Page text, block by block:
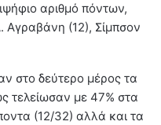
αριθμό πόντων,
Αγραβάνη (12), Σίμπσον
στο δεύτερο μέρος τα
τελείωσαν με 47% στα
(12/32) αλλά και τα